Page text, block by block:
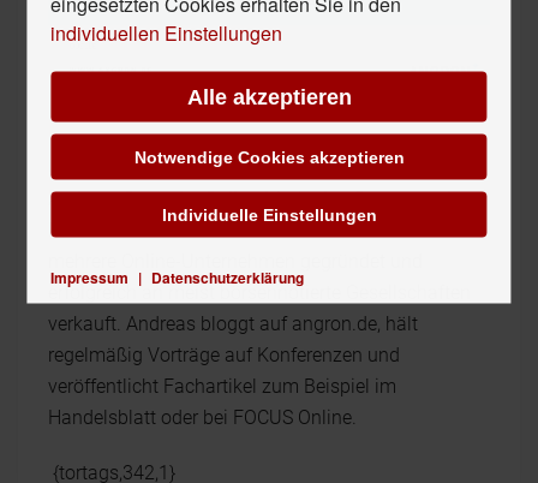
Über den Autor
Andreas Graap ist Online-Marketing Berater und
Internet-Unternehmer seit 1997. Er hat bereits
erfolgreich an meist börsennotierte Gesellschaften
verkauft. Andreas bloggt auf angron.de, hält
regelmäßig Vorträge auf Konferenzen und
veröffentlicht Fachartikel zum Beispiel im
Handelsblatt oder bei FOCUS Online.
{tortags,342,1}
individuellen Einstellungen
Alle akzeptieren
Notwendige Cookies akzeptieren
Impressum | Datenschutzerklärung
Individuelle Einstellungen